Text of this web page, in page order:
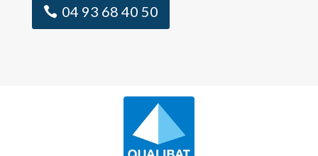
04 93 68 40 50